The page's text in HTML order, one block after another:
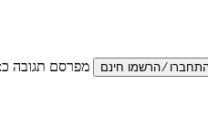
מפרסם תגובה כ: